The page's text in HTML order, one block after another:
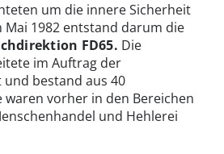
um die innere Sicherheit
Mai 1982 entstand darum die
FD65. Die
im Auftrag der
bestand aus 40
waren vorher in den Bereichen
und Hehlerei